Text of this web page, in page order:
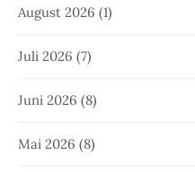
August 2026 (1)
Juli 2026 (7)
Juni 2026 (8)
Mai 2026 (8)